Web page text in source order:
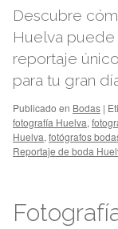
Descubre
Huelva puede
reportaje
para tu gran
Publicado en Bodas |
fotografía Huelva,
Huelva, fotógrafos
Reportaje de boda